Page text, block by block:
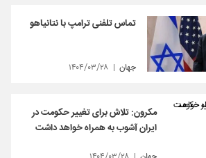
تماس تلفنی ترامپ با نتانیاهو
جهان ۱۴۰۴/۰۳/۲۸
مکرون: تلاش برای تغییر حکومت در
ایران آشوب به همراه خواهد داشت